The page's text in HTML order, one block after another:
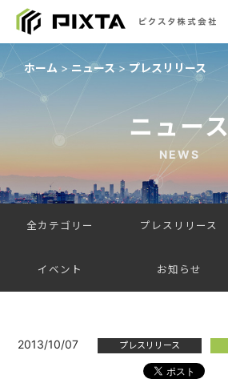
ホーム ニュース プレスリリース
ニュース
NEWS
全カテゴリー プレスリリース
イベント お知らせ
2013/10/07 プレスリリース